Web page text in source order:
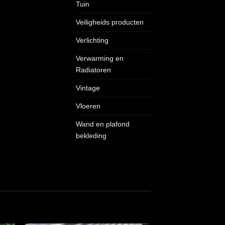
Tuin
Veiligheids producten
Verlichting
Verwarming en
Radiatoren
Vintage
Vloeren
Wand en plafond
bekleding